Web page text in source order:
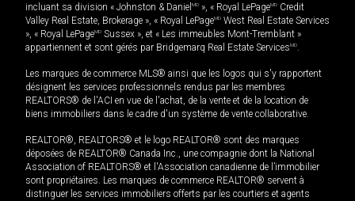
incluant sa division « Johnston & Daniel MD », « Royal LePageMD Credit
Valley Real Estate, Brokerage », « Royal LePageMD West Real Estate Services
», « Royal LePageMD Sussex », et « Les immeubles Mont-Tremblant »
appartiennent et sont gérés par Bridgemarq Real Estate ServicesMD.
Les marques de commerce MLS® ainsi que les logos qui s'y rapportent
désignent les services professionnels rendus par les membres
REALTORS® de l'ACI en vue de l'achat, de la vente et de la location de
biens immobiliers dans le cadre d'un système de vente collaborative.
REALTOR®, REALTORS® et le logo REALTOR® sont des marques
déposées de REALTOR® Canada Inc., une compagnie dont la National
Association of REALTORS® et l'Association canadienne de l’immobilier
sont propriétaires. Les marques de commerce REALTOR® servent à
distinguer les services immobiliers offerts par les courtiers et agents